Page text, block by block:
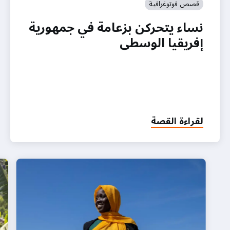
قصص فوتوغرافية
نساء يتحركن بزعامة في جمهورية
إفريقيا الوسطى
لقراءة القصة